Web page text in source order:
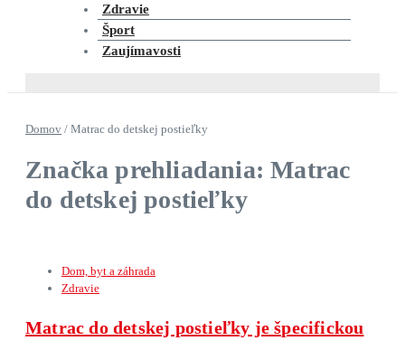
Zdravie
Šport
Zaujímavosti
Domov / Matrac do detskej postieľky
Značka prehliadania: Matrac
do detskej postieľky
Dom, byt a záhrada
Zdravie
Matrac do detskej postieľky je špecifickou